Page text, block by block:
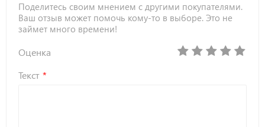
Поделитесь своим мнением с другими покупателями.
Ваш отзыв может помочь кому-то в выборе. Это не
займет много времени!
Оценка
Текст